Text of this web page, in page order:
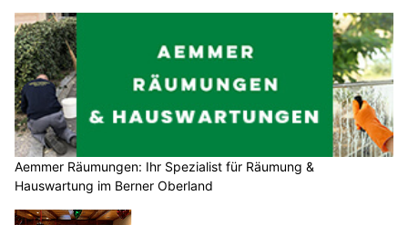
Aemmer Räumungen: Ihr Spezialist für Räumung &
Hauswartung im Berner Oberland